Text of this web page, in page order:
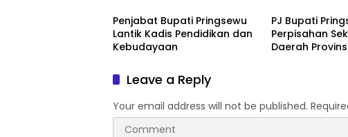
Penjabat Bupati Pringsewu
Lantik Kadis Pendidikan dan
Kebudayaan
PJ Bupati
Perpisahan
Daerah
Leave a Reply
Your email address will not be published.